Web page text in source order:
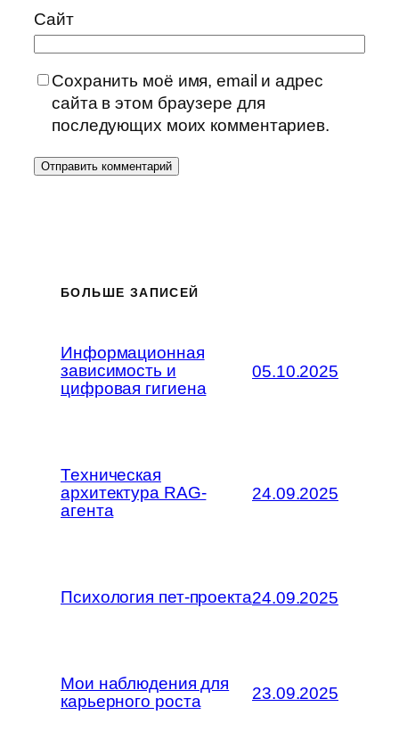
Сайт
Сохранить моё имя, email и адрес
сайта в этом браузере для
последующих моих комментариев.
БОЛЬШЕ ЗАПИСЕЙ
Информационная
зависимость и
цифровая гигиена
05.10.2025
Техническая
архитектура RAG-
агента
24.09.2025
Психология пет-проекта24.09.2025
Мои наблюдения для
карьерного роста
23.09.2025